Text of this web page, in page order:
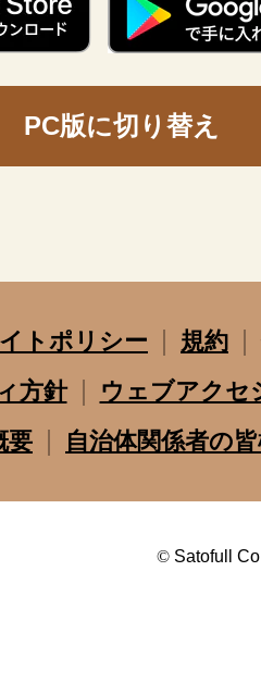
PC版に切り替え
トポリシー
規約
方針
ウェブアクセ
要 自治体関係者の
© Satofull